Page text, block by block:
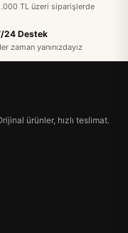
TL üzeri siparişlerde
24 Destek
zaman yanınızdayız
ürünler, hızlı teslimat.